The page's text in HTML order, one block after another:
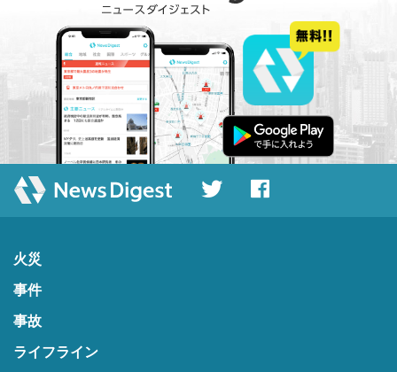
火災
事件
事故
ライフライン